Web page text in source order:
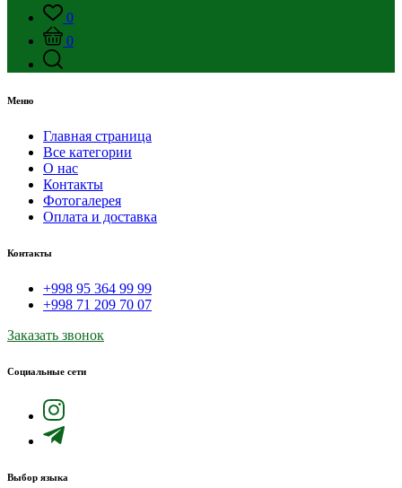
0
0
Меню
Главная страница
Все категории
О нас
Контакты
Фотогалерея
Оплата и доставка
Контакты
+998 95 364 99 99
+998 71 209 70 07
Заказать звонок
Социальные сети
Выбор языка